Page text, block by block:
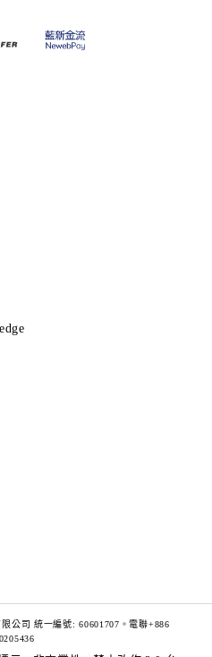
公司 統一編號: 60601707。電聯+886